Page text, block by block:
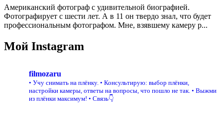
Американский фотограф с удивительной биографией.
Фотографирует с шести лет. А в 11 он твердо знал, что будет
профессиональным фотографом. Мне, взявшему камеру р...
Мой Instagram
filmozaru
• Учу снимать на плёнку. • Консультирую: выбор плёнки,
настройки камеры, ответы на вопросы, что пошло не так. • Выжми
из плёнки максимум! • Связь👇